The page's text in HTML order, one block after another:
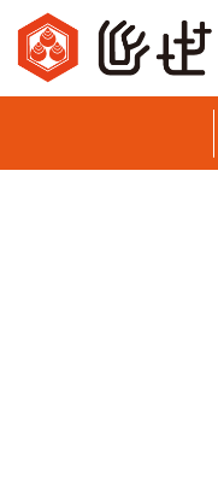
このページの本文へ